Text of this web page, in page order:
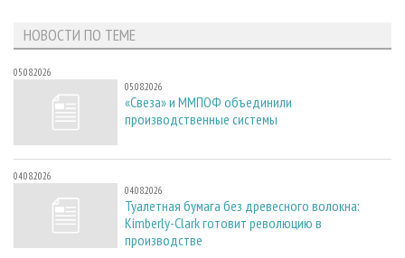
НОВОСТИ ПО ТЕМЕ
05.08.2026
05.08.2026
«Свеза» и ММПОФ объединили
производственные системы
04.08.2026
04.08.2026
Туалетная бумага без древесного волокна:
Kimberly-Clark готовит революцию в
производстве